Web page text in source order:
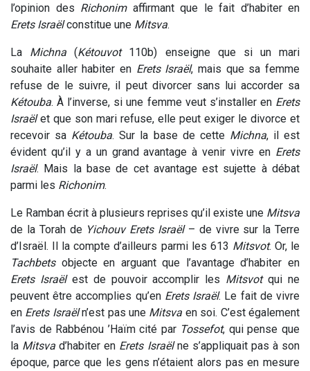
l’opinion des Richonimaffirmant que le fait d’habiter en
Erets Israëlconstitue une Mitsva.
La Michna (Kétouvot110b) enseigne que si un mari
souhaite aller habiter en Erets Israël, mais que sa femme
refuse de le suivre, il peut divorcer sans lui accorder sa
Kétouba. À l’inverse, si une femme veut s’installer en Erets
Israëlet que son mari refuse, elle peut exiger le divorce et
recevoir sa Kétouba. Sur la base de cette Michna, il est
évident qu’il y a un grand avantage à venir vivre en Erets
Israël. Mais la base de cet avantage est sujette à débat
parmi les Richonim.
Le Ramban écrit à plusieurs reprises qu’il existe une Mitsva
de la Torah de Yichouv Erets Israël– de vivre sur la Terre
d’Israël. Il la compte d’ailleurs parmi les 613 Mitsvot. Or, le
Tachbetsobjecte en arguant que l’avantage d’habiter en
Erets Israëlest de pouvoir accomplir les Mitsvotqui ne
peuvent être accomplies qu’en Erets Israël. Le fait de vivre
en Erets Israëln’est pas une Mitsva en soi. C’est également
l’avis de Rabbénou ’Haïm cité par Tossefot, qui pense que
la Mitsva d’habiter en Erets Israëlne s’appliquait pas à son
époque, parce que les gens n’étaient alors pas en mesure